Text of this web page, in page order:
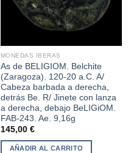
MONEDAS IBERAS
As de BELIGIOM. Belchite
(Zaragoza). 120-20 a.C. A/
Cabeza barbada a derecha,
detrás Be. R/ Jinete con lanza
a derecha, debajo BeLIGiOM.
FAB-243. Ae. 9,16g
145,00 €
AÑADIR AL CARRITO